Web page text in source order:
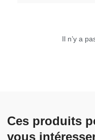
Il n’y a
Ces produits
vous